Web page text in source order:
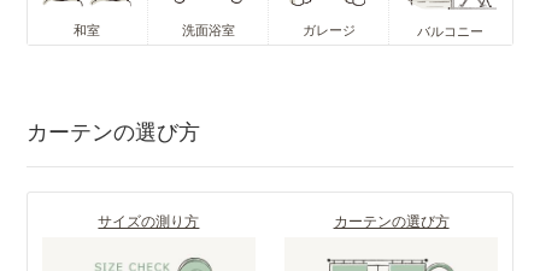
和室 洗面浴室 ガレージ バルコニー
カーテンの選び方
サイズの測り方 カーテンの選び方